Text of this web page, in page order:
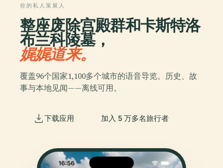
你的私人策展人
整座废除宫殿群和卡斯特洛
布兰科陵墓，
娓娓道来。
覆盖96个国家1,100多个城市的语音导览。历史、故
事与本地见闻——离线可用。
下载应用 加入 5 万多名旅行者